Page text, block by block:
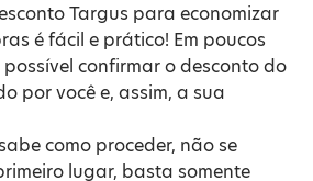
Targus para economizar
é fácil e prático! Em poucos
confirmar o desconto do
por você e, assim, a sua
como proceder, não se
lugar, basta somente